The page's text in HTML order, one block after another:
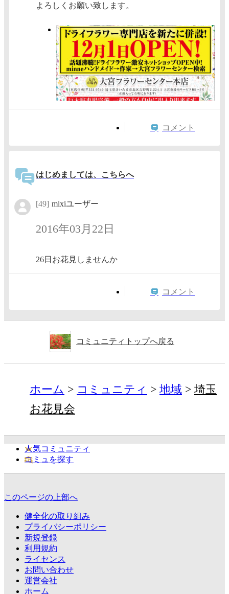
よろしくお願い致します。
コメント
はじめましては、こちらへ
[49] mixiユーザー
2016年03月22日
26日お花見しませんか
コメント
コミュニティトップへ戻る
ホーム コミュニティ 地域
埼玉
お花見会
人気コミュニティ
コミュを探す
このページの上部へ
健全化の取り組み
プライバシーポリシー
新規登録
利用規約
ライセンス
お問い合わせ
運営会社
ホーム